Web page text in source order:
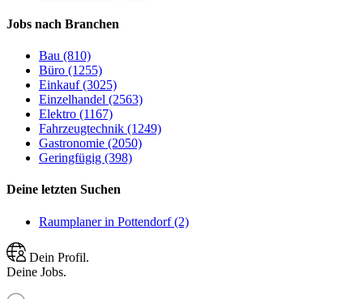
Jobs nach Branchen
Bau (810)
Büro (1255)
Einkauf (3025)
Einzelhandel (2563)
Elektro (1167)
Fahrzeugtechnik (1249)
Gastronomie (2050)
Geringfügig (398)
Deine letzten Suchen
Raumplaner in Pottendorf (2)
Dein Profil.
Deine Jobs.